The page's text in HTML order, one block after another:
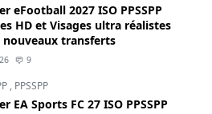
eFootball 2027 ISO PPSSPP
HD et Visages ultra réalistes
nouveaux transferts
9
, PPSSPP
EA Sports FC 27 ISO PPSSPP